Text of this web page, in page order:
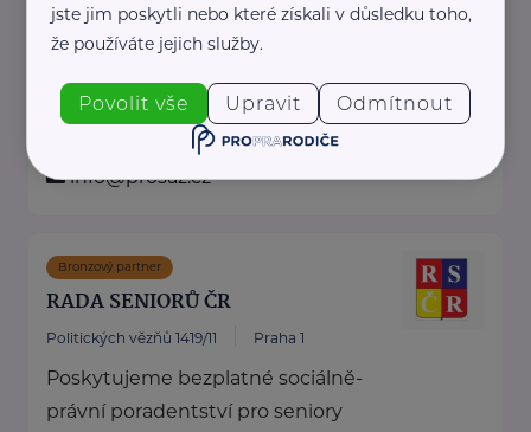
pohotovostní pečovatelské služby, domácí
www.prosaz.cz
+420 777 701 805
info@prosaz.cz
Bronzový partner
RADA SENIORŮ ČR
Politických vězňů 1419/11 Praha 1
Poskytujeme bezplatné sociálně-
právní poradentství pro seniory
jste jim poskytli nebo které získali v důsledku toho,
že používáte jejich služby.
Povolit vše Upravit Odmítnout